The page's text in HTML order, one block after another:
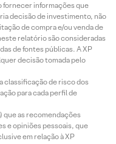
fornecer informações que
decisão de investimento, não
de compra e/ou venda de
relatório são consideradas
de fontes públicas. A XP
decisão tomada pelo
classificação de risco dos
para cada perfil de
que as recomendações
e opiniões pessoais, que
em relação à XP